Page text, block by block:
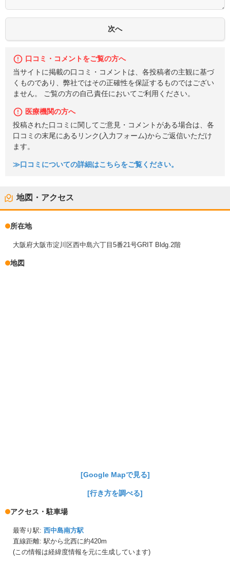
口コミ・コメントをご覧の方へ
当サイトに掲載の口コミ・コメントは、各投稿者の主観に基づ
くものであり、弊社ではその正確性を保証するものではござい
ません。 ご覧の方の自己責任においてご利用ください。
医療機関の方へ
投稿された口コミに関してご意見・コメントがある場合は、各
口コミの末尾にあるリンク(入力フォーム)からご返信いただけ
ます。
≫口コミについての詳細はこちらをご覧ください。
地図・アクセス
所在地
大阪府大阪市淀川区西中島六丁目5番21号GRIT Bldg.2階
地図
[Google Mapで見る]
[行き方を調べる]
アクセス・駐車場
最寄り駅: 西中島南方駅
直線距離: 駅から北西に約420m
(この情報は経緯度情報を元に生成しています)